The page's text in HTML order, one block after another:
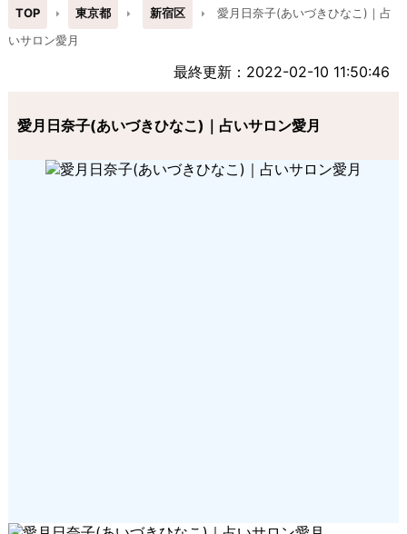
TOP 東京都 新宿区
愛月日奈子(あいづきひなこ)｜占
いサロン愛月
最終更新：2022-02-10 11:50:46
愛月日奈子(あいづきひなこ)｜占いサロン愛月